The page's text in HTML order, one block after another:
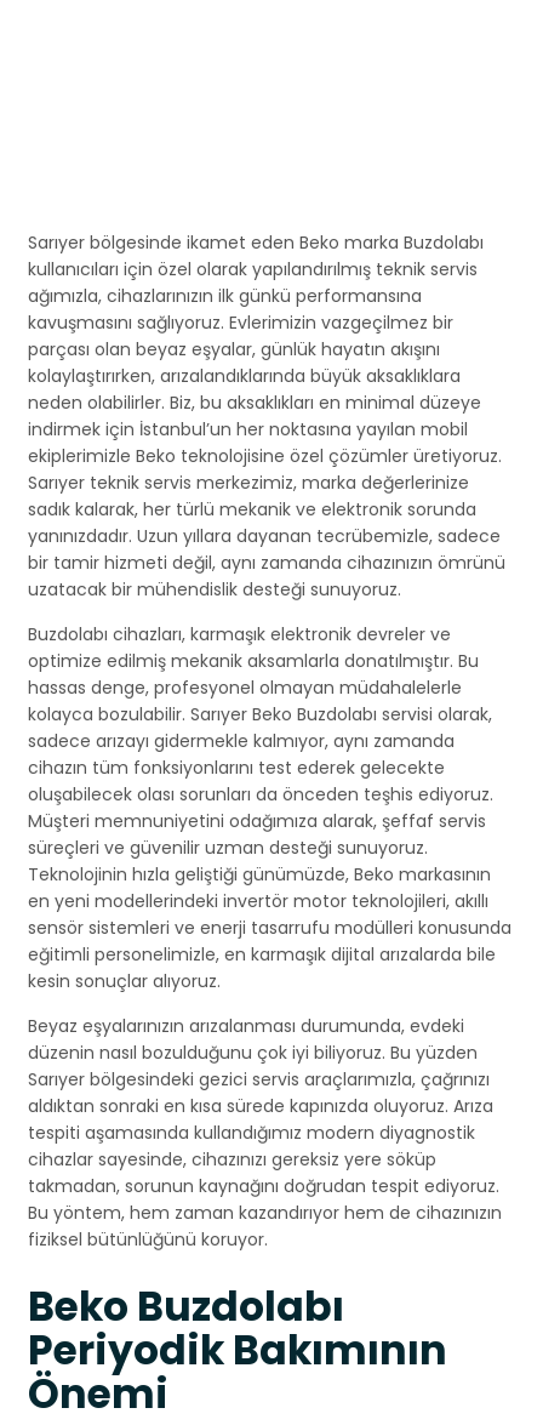
Sarıyer bölgesinde ikamet eden Beko marka Buzdolabı
kullanıcıları için özel olarak yapılandırılmış teknik servis
ağımızla, cihazlarınızın ilk günkü performansına
kavuşmasını sağlıyoruz. Evlerimizin vazgeçilmez bir
parçası olan beyaz eşyalar, günlük hayatın akışını
kolaylaştırırken, arızalandıklarında büyük aksaklıklara
neden olabilirler. Biz, bu aksaklıkları en minimal düzeye
indirmek için İstanbul’un her noktasına yayılan mobil
ekiplerimizle Beko teknolojisine özel çözümler üretiyoruz.
Sarıyer teknik servis merkezimiz, marka değerlerinize
sadık kalarak, her türlü mekanik ve elektronik sorunda
yanınızdadır. Uzun yıllara dayanan tecrübemizle, sadece
bir tamir hizmeti değil, aynı zamanda cihazınızın ömrünü
uzatacak bir mühendislik desteği sunuyoruz.
Buzdolabı cihazları, karmaşık elektronik devreler ve
optimize edilmiş mekanik aksamlarla donatılmıştır. Bu
hassas denge, profesyonel olmayan müdahalelerle
kolayca bozulabilir. Sarıyer Beko Buzdolabı servisi olarak,
sadece arızayı gidermekle kalmıyor, aynı zamanda
cihazın tüm fonksiyonlarını test ederek gelecekte
oluşabilecek olası sorunları da önceden teşhis ediyoruz.
Müşteri memnuniyetini odağımıza alarak, şeffaf servis
süreçleri ve güvenilir uzman desteği sunuyoruz.
Teknolojinin hızla geliştiği günümüzde, Beko markasının
en yeni modellerindeki invertör motor teknolojileri, akıllı
sensör sistemleri ve enerji tasarrufu modülleri konusunda
eğitimli personelimizle, en karmaşık dijital arızalarda bile
kesin sonuçlar alıyoruz.
Beyaz eşyalarınızın arızalanması durumunda, evdeki
düzenin nasıl bozulduğunu çok iyi biliyoruz. Bu yüzden
Sarıyer bölgesindeki gezici servis araçlarımızla, çağrınızı
aldıktan sonraki en kısa sürede kapınızda oluyoruz. Arıza
tespiti aşamasında kullandığımız modern diyagnostik
cihazlar sayesinde, cihazınızı gereksiz yere söküp
takmadan, sorunun kaynağını doğrudan tespit ediyoruz.
Bu yöntem, hem zaman kazandırıyor hem de cihazınızın
fiziksel bütünlüğünü koruyor.
Beko Buzdolabı
Periyodik Bakımının
Önemi